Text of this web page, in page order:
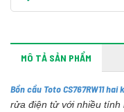
MÔ TẢ SẢN PHẨM
Bồn cầu Toto CS767RW11
rửa điện tử với nhiều tính